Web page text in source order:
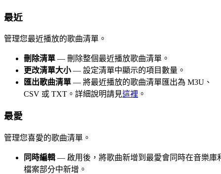
最近
管理您最近播放的歌曲清單。
刪除清單 — 刪除整個最近播放歌曲清單。
更改清單大小— 設定清單中顯示的項目數量。
匯出歌曲清單 — 將最近播放的歌曲清單匯出為 M3U、
CSV 或 TXT。詳細說明請見這裡 。
最愛
管理您喜愛的歌曲清單。
同時編輯 — 啟用後，將歌曲新增到最愛會同時在音樂庫
檔案部分中新增。